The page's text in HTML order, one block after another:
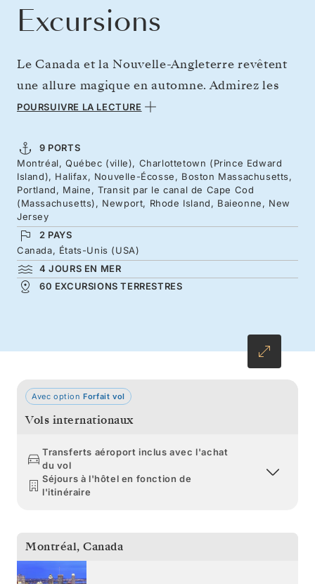
Excursions
Le Canada et la Nouvelle-Angleterre revêtent
une allure magique en automne. Admirez les
feuillages flamboyants alors que nous
charme français du Québec. Naviguez vers le
cœur historique du Québec, qui rivalise avec
les perles de l’Europe, et observez la migration
des baleines du Saint-Laurent. Découvrez le
berceau de la Confédération à Charlottetown
et relaxez-vous sur les plages de la Nouvelle-
Écosse. Des ports bouillonnants du Maine,
rejoignez Boston où vous attendent l’histoire
POURSUIVRE LA LECTURE
9 PORTS
Montréal, Québec (ville), Charlottetown (Prince Edward
Island), Halifax, Nouvelle-Écosse, Boston Massachusetts,
Portland, Maine, Transit par le canal de Cape Cod
(Massachusetts), Newport, Rhode Island, Baieonne, New
Jersey
2 PAYS
Canada, États-Unis (USA)
4 JOURS EN MER
60 EXCURSIONS TERRESTRES
Avec option Forfait vol
Vols internationaux
Transferts aéroport inclus avec l'achat
du vol
Séjours à l'hôtel en fonction de
l'itinéraire
Montréal, Canada